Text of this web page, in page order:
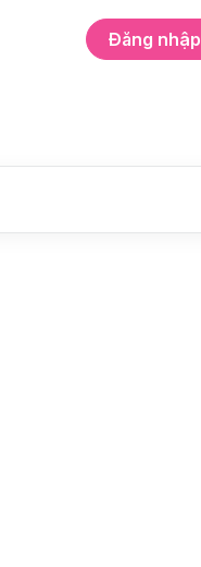
Đăng nhập